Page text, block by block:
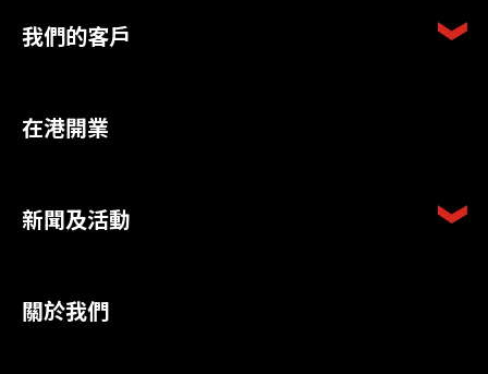
我們的客戶
在港開業
新聞及活動
關於我們